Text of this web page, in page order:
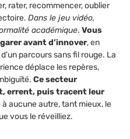
rater, recommencer, oublier
Dans le jeu vidéo,
académique.Vous
avant d’innover, en
parcours sans fil rouge. La
déplace les repères,
Ce secteur
errent, puis tracent leur
aucune autre, tant mieux, le
vous le réveilliez.